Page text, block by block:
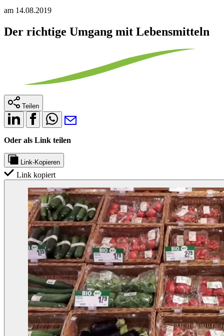
am 14.08.2019
Der richtige Umgang mit Lebensmitteln
Teilen
Oder als Link teilen
Link-Kopieren
Link kopiert